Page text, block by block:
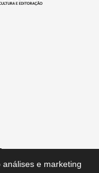
e marketing